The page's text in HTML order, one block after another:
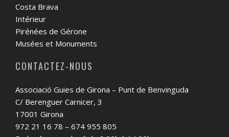
Costa Brava
Intérieur
Pirénées de Gérone
Musées et Monuments
CONTACTEZ-NOUS
Associació Guies de Girona – Punt de Benvinguda
C/ Berenguer Carnicer, 3
17001 Girona
972 21 16 78 – 674 955 805